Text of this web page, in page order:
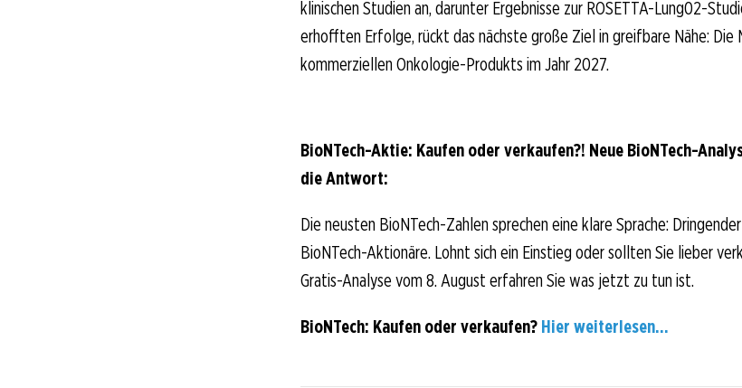
klinischen Studien an, darunter Ergebnisse zur ROSETTA-Lung02-
erhofften Erfolge, rückt das nächste große Ziel in greifbare Nähe: Die
kommerziellen Onkologie-Produkts im Jahr 2027.
BioNTech-Aktie: Kaufen oder verkaufen?! Neue BioNTech-
die Antwort:
Die neusten BioNTech-Zahlen sprechen eine klare Sprache:
BioNTech-Aktionäre. Lohnt sich ein Einstieg oder sollten Sie lieber
Gratis-Analyse vom 8. August erfahren Sie was jetzt zu tun ist.
BioNTech: Kaufen oder verkaufen? Hier weiterlesen...